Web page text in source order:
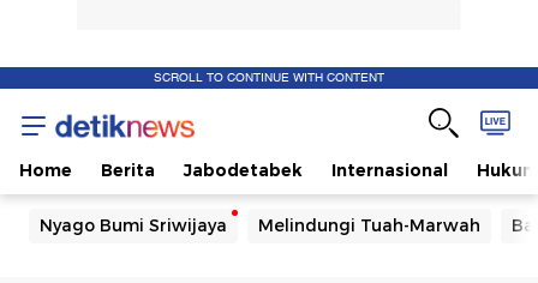
SCROLL TO CONTINUE WITH CONTENT
Home Berita Jabodetabek Internasional Hukum
Nyago Bumi Sriwijaya Melindungi Tuah-Marwah